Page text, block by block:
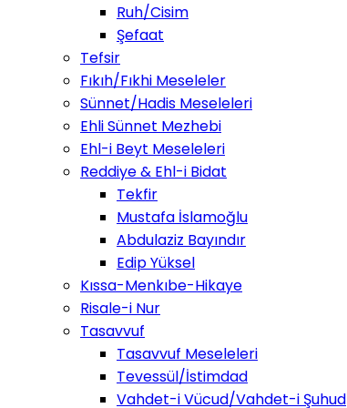
Ruh/Cisim
Şefaat
Tefsir
Fıkıh/Fıkhi Meseleler
Sünnet/Hadis Meseleleri
Ehli Sünnet Mezhebi
Ehl-i Beyt Meseleleri
Reddiye & Ehl-i Bidat
Tekfir
Mustafa İslamoğlu
Abdulaziz Bayındır
Edip Yüksel
Kıssa-Menkıbe-Hikaye
Risale-i Nur
Tasavvuf
Tasavvuf Meseleleri
Tevessül/İstimdad
Vahdet-i Vücud/Vahdet-i Şuhud